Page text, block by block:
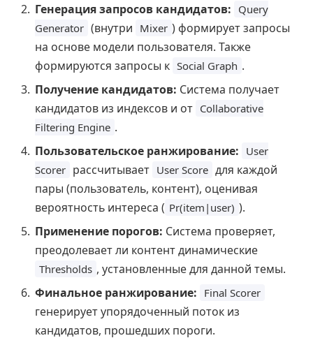
Генерация запросов кандидатов: Query
Generator (внутри Mixer ) формирует запросы
на основе модели пользователя. Также
формируются запросы к Social Graph .
Получение кандидатов: Система получает
кандидатов из индексов и от Collaborative
Filtering Engine .
Пользовательское ранжирование: User
Scorer рассчитывает User Score для каждой
пары (пользователь, контент), оценивая
вероятность интереса ( Pr(item|user) ).
Применение порогов: Система проверяет,
преодолевает ли контент динамические
Thresholds , установленные для данной темы.
Финальное ранжирование: Final Scorer
генерирует упорядоченный поток из
кандидатов, прошедших пороги.